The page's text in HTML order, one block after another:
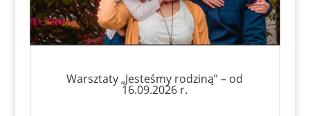
Warsztaty „Jesteśmy rodziną” – od
16.09.2026 r.